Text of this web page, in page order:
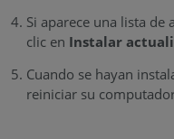
Si aparece una lista de
clic en Instalar
Cuando se hayan
reiniciar su